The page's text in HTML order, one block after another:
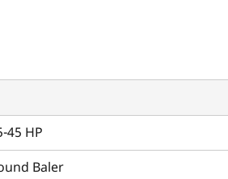
45 HP
Baler